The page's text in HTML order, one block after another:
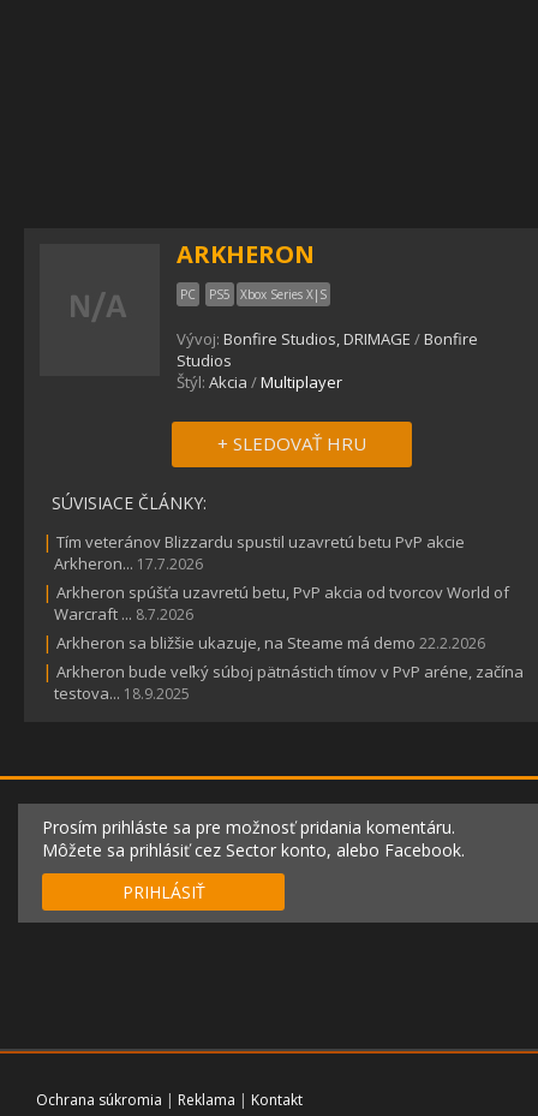
ARKHERON
PC PS5 Xbox Series X|S
Vývoj: Bonfire Studios, DRIMAGE /Bonfire
Studios
Štýl: Akcia /Multiplayer
+ SLEDOVAŤ HRU
SÚVISIACE ČLÁNKY:
| Tím veteránov Blizzardu spustil uzavretú betu PvP akcie
Arkheron... 17.7.2026
| Arkheron spúšťa uzavretú betu, PvP akcia od tvorcov World of
Warcraft ... 8.7.2026
| Arkheron sa bližšie ukazuje, na Steame má demo 22.2.2026
| Arkheron bude veľký súboj pätnástich tímov v PvP aréne, začína
testova... 18.9.2025
Prosím prihláste sa pre možnosť pridania komentáru.
Môžete sa prihlásiť cez Sector konto, alebo Facebook.
PRIHLÁSIŤ
Ochrana súkromia | Reklama | Kontakt